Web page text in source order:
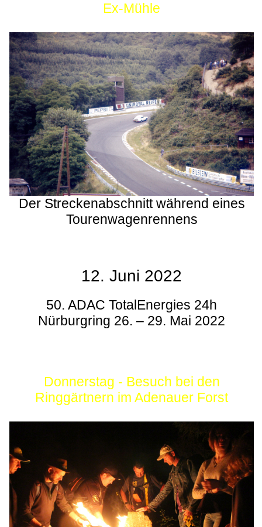
Ex-Mühle
Der Streckenabschnitt während eines
Tourenwagenrennens
12. Juni 2022
50. ADAC TotalEnergies 24h
Nürburgring 26. – 29. Mai 2022
Donnerstag - Besuch bei den
Ringgärtnern im Adenauer Forst